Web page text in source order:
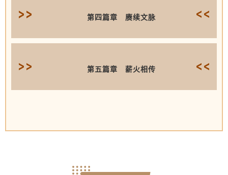
第四篇章 赓续文脉
第五篇章 薪火相传